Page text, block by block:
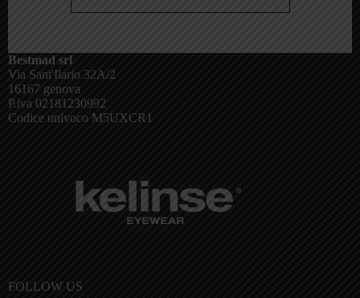
Bestmad srl
Via Sant'Ilario 32A/2
16167 genova
P.iva 02181230992
Codice univoco M5UXCR1
FOLLOW US